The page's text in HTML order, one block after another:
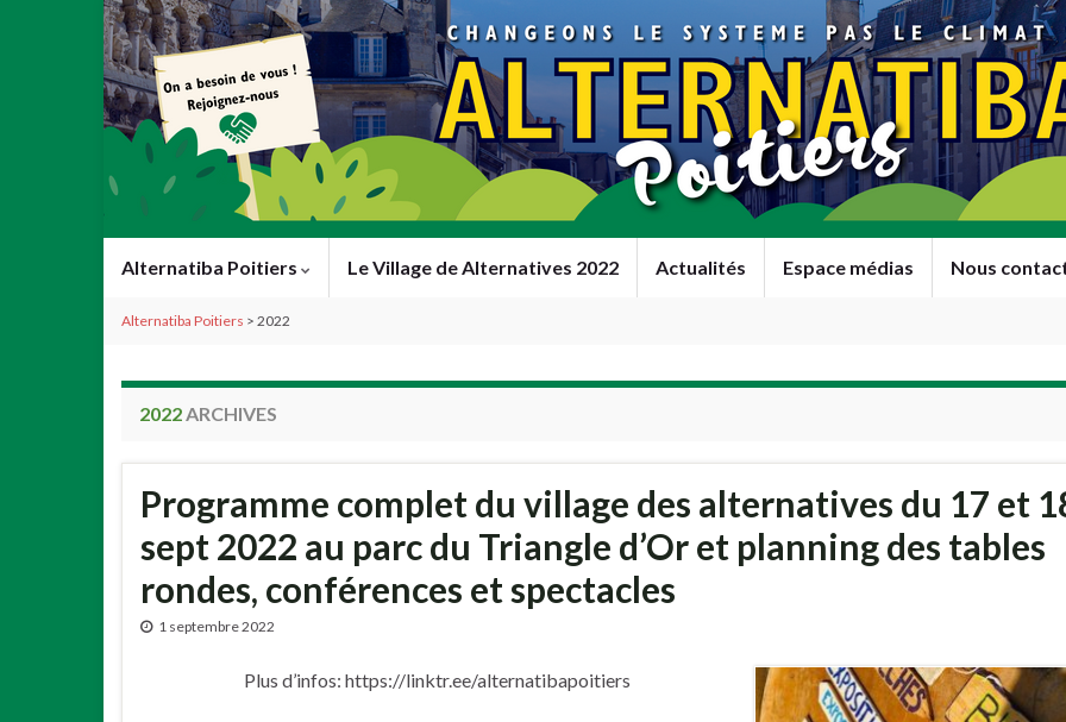
Alternatiba Poitiers Le Village de Alternatives 2022 Actualités Espace médias Nous
Alternatiba Poitiers > 2022
2022ARCHIVES
Programme complet du village des alternatives du 17 et
sept 2022 au parc du Triangle d’Or et planning des tables
rondes, conférences et spectacles
1 septembre 2022
Plus d’infos: https://linktr.ee/alternatibapoitiers